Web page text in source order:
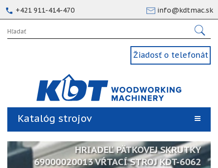
+421 911-414-470 info@kdtmac.sk
Žiadosť o telefonát
Katalóg strojov
HRIADEĽ PÄTKOVEJ SKRUTKY
69000020013 VŔTACÍ STROJ KDT-6062